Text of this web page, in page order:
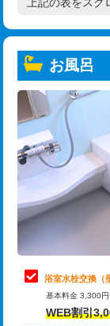
高度高圧洗浄換
トーラー機使用/
追加トーラー機
カメラ調査
桝清掃
止水・漏水調査
理・調整・分解
止水・漏水調査
理・調整・分解
止水・漏水調
理・調整・分
上記の表をスク
お風呂
浴室水栓交換（
基本料金 3,300
WEB割引